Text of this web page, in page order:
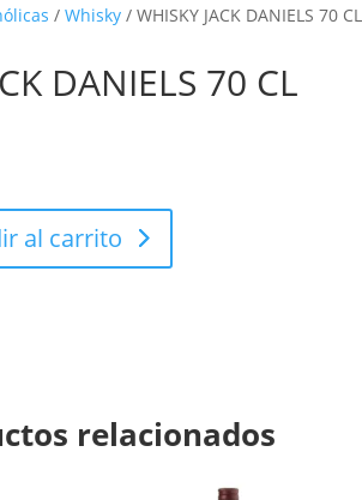
/ Whisky / WHISKY JACK DANIELS 70 CL
DANIELS 70 CL
al carrito
relacionados